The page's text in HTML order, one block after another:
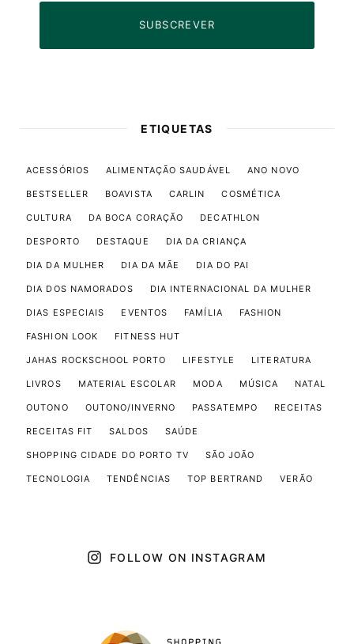
SUBSCREVER
ETIQUETAS
ACESSÓRIOS ALIMENTAÇÃO SAUDÁVEL ANO NOVO
BESTSELLER BOAVISTA CARLIN COSMÉTICA
CULTURA DA BOCA CORAÇÃO DECATHLON
DESPORTO DESTAQUE DIA DA CRIANÇA
DIA DA MULHER DIA DA MÃE DIA DO PAI
DIA DOS NAMORADOS DIA INTERNACIONAL DA MULHER
DIAS ESPECIAIS EVENTOS FAMÍLIA FASHION
FASHION LOOK FITNESS HUT
JAHAS ROCKSCHOOL PORTO LIFESTYLE LITERATURA
LIVROS MATERIAL ESCOLAR MODA MÚSICA NATAL
OUTONO OUTONO/INVERNO PASSATEMPO RECEITAS
RECEITAS FIT SALDOS SAÚDE
SHOPPING CIDADE DO PORTO TV SÃO JOÃO
TECNOLOGIA TENDÊNCIAS TOP BERTRAND VERÃO
FOLLOW ON INSTAGRAM